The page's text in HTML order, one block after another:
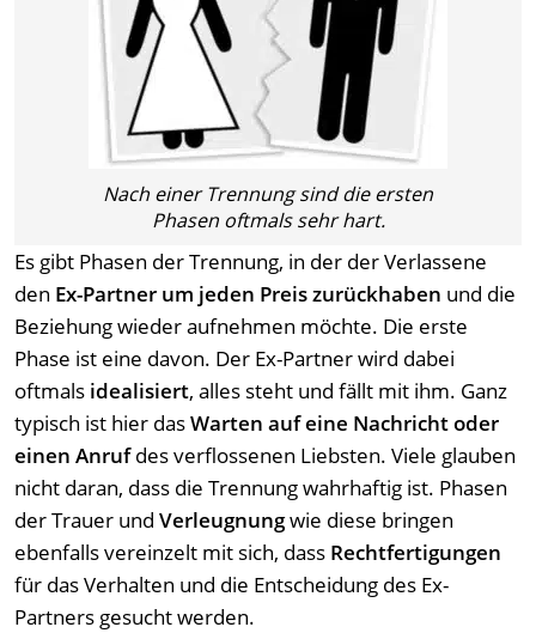
Nach einer Trennung sind die ersten
Phasen oftmals sehr hart.
Es gibt Phasen der Trennung, in der der Verlassene
den Ex-Partner um jeden Preis zurückhaben und die
Beziehung wieder aufnehmen möchte. Die erste
Phase ist eine davon. Der Ex-Partner wird dabei
oftmals idealisiert, alles steht und fällt mit ihm. Ganz
typisch ist hier dasWarten auf eine Nachricht oder
einen Anrufdes verflossenen Liebsten. Viele glauben
nicht daran, dass die Trennung wahrhaftig ist. Phasen
der Trauer und Verleugnungwie diese bringen
ebenfalls vereinzelt mit sich, dass Rechtfertigungen
für das Verhalten und die Entscheidung des Ex-
Partners gesucht werden.